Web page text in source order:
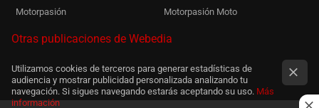
Motorpasión Motorpasión Moto
Otras publicaciones de Webedia
Utilizamos cookies de terceros para generar estadísticas de
audiencia y mostrar publicidad personalizada analizando tu
navegación. Si sigues navegando estarás aceptando su uso. Más
información